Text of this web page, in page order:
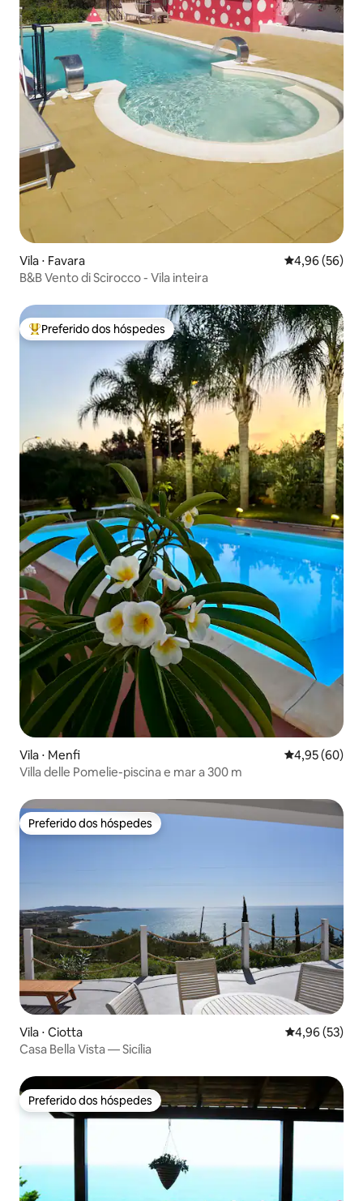
Vila ⋅ Favara 4,96 de uma
4,96 (56)
B&B Vento di Scirocco - Vila inteira
Entre os melhores preferidos dos hóspedes
Preferido dos hóspedes
Vila ⋅ Menfi 4,95 de uma
4,95 (60)
Villa delle Pomelie-piscina e mar a 300 m
Preferido dos hóspedes
Preferido dos hóspedes
Vila ⋅ Ciotta 4,96 de uma
4,96 (53)
Casa Bella Vista — Sicília
Preferido dos hóspedes
Preferido dos hóspedes